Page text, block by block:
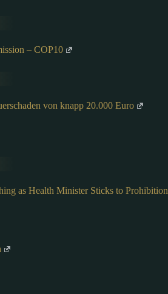
– COP10
von knapp 20.000 Euro
as Health Minister Sticks to Prohibition